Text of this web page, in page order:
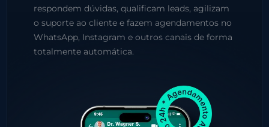
respondem dúvidas, qualificam leads, agilizam
o suporte ao cliente e fazem agendamentos no
WhatsApp, Instagram e outros canais de forma
totalmente automática.